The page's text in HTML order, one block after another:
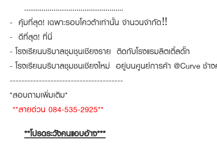
...................................................
- คุ้มที่สุด! เฉพาะรอบโควต้าเท่านั้น จำนวนจำกัด‼
- ดีที่สุด! ที่นี่
- โรงเรียนบริบาลชุมชุนเชียงราย ติดกับโรงแรมลิตเติ้ลดั๊ก
- โรงเรียนบริบาลชุมชนเชียงใหม่ อยู่บนศูนย์การค้า @Curve ช้า
---------------------------------------
*สอบถามเพิ่มเติม*
**สายด่วน 084-535-2925**
**โปรดระวังคนแอบอ้าง***